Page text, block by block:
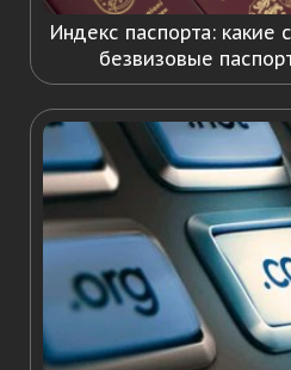
Индекс паспорта:
безвизовые